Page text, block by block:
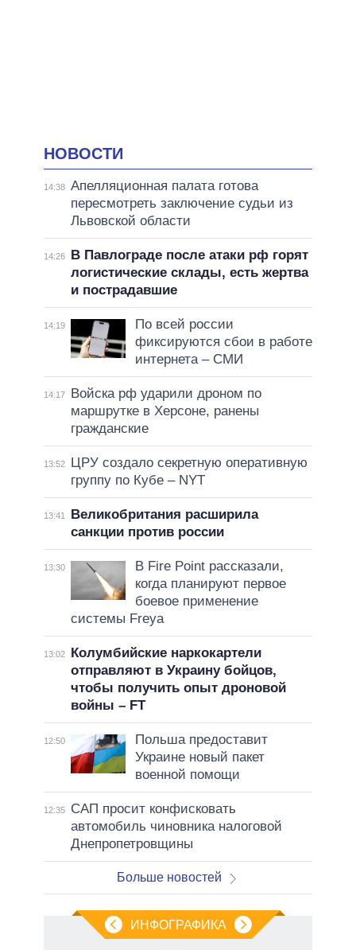
НОВОСТИ
14:38 Апелляционная палата готова
пересмотреть заключение судьи из
Львовской области
14:26
В Павлограде после атаки рф горят
логистические склады, есть жертва
и пострадавшие
14:19
По всей россии
фиксируются сбои в работе
интернета – СМИ
14:17
Войска рф ударили дроном по
маршрутке в Херсоне, ранены
гражданские
13:52
ЦРУ создало секретную оперативную
группу по Кубе – NYT
13:41
Великобритания расширила
санкции против россии
13:30
В Fire Point рассказали,
когда планируют первое
боевое применение
системы Freya
13:02
Колумбийские наркокартели
отправляют в Украину бойцов,
чтобы получить опыт дроновой
войны – FT
12:50
Польша предоставит
Украине новый пакет
военной помощи
12:35
САП просит конфисковать
автомобиль чиновника налоговой
Днепропетровщины
Больше новостей
ИНФОГРАФИКА